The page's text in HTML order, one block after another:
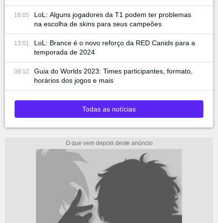
16:05
LoL: Alguns jogadores da T1 podem ter problemas
na escolha de skins para seus campeões
13:01
LoL: Brance é o novo reforço da RED Canids para a
temporada de 2024
09:12
Guia do Worlds 2023: Times participantes, formato,
horários dos jogos e mais
Todas as notícias